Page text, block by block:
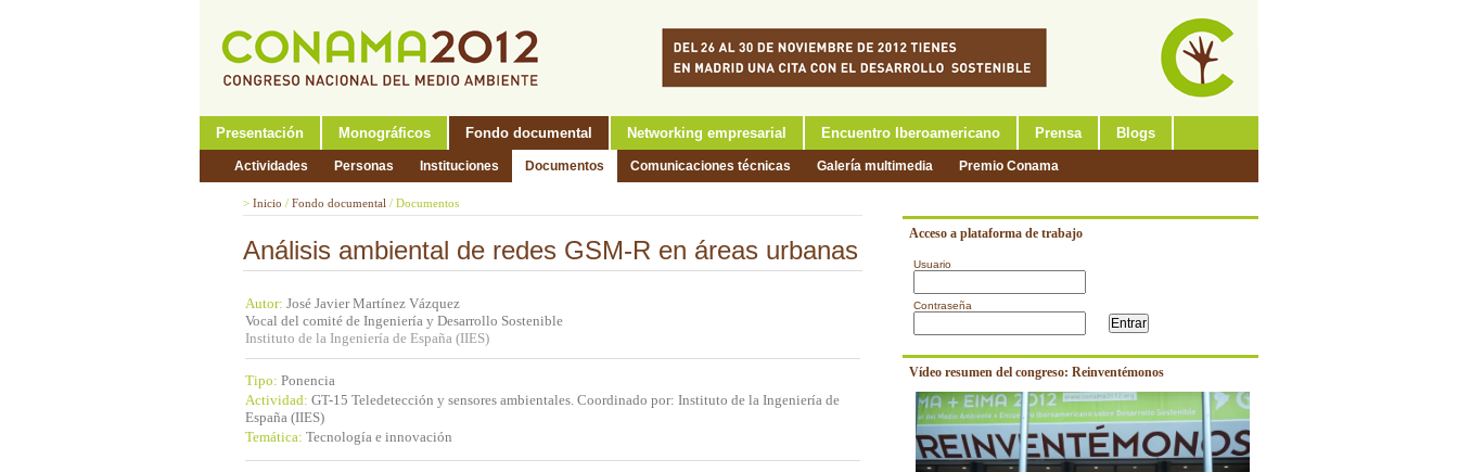
Presentación Monográficos Fondo documental Networking empresarial Encuentro Iberoamericano Prensa Blogs
Actividades Personas Instituciones Documentos Comunicaciones técnicas Galería multimedia Premio Conama
Acceso a plataforma de trabajo
Usuario
Contraseña
Vídeo resumen del congreso: Reinventémonos
> Inicio / Fondo documental / Documentos
Análisis ambiental de redes GSM-R en áreas urbanas
Autor: José Javier Martínez Vázquez
Vocal del comité de Ingeniería y Desarrollo Sostenible
Instituto de la Ingeniería de España (IIES)
Tipo: Ponencia
Actividad: GT-15 Teledetección y sensores ambientales. Coordinado por: Instituto de la Ingeniería de
España (IIES)
Temática: Tecnología e innovación